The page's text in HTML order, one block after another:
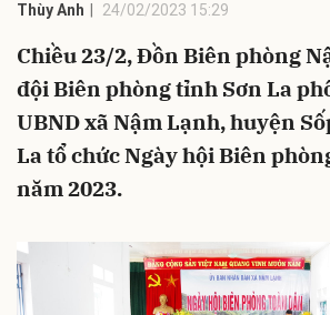
Thùy Anh 24/02/2023 15:29
Chiều 23/2, Đồn Biên phòng
đội Biên phòng tỉnh Sơn La
UBND xã Nậm Lạnh, huyện
La tổ chức Ngày hội Biên
năm 2023.